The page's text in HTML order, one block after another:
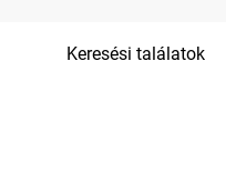
Keresési találatok